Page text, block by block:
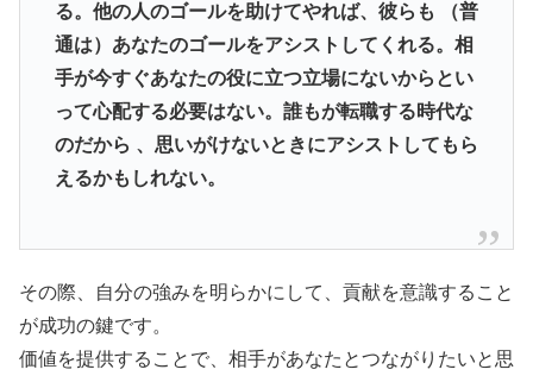
る。他の人のゴールを助けてやれば、彼らも （普
通は）あなたのゴールをアシストしてくれる。相
手が今すぐあなたの役に立つ立場にないからとい
って心配する必要はない。誰もが転職する時代な
のだから 、思いがけないときにアシストしてもら
えるかもしれない。
その際、自分の強みを明らかにして、貢献を意識すること
が成功の鍵です。
価値を提供することで、相手があなたとつながりたいと思